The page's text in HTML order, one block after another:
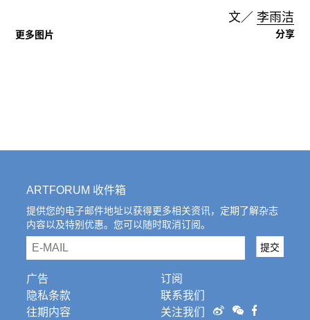
文／ 李雨洁
更多图片 分享
ARTFORUM 收件箱
提供您的电子邮件地址以获得更多相关资讯，定期了解杂志
内容以及特别优惠。您可以随时取消订阅。
email 提交
广告
隐私条款
往期内容
订阅
联系我们
关注我们